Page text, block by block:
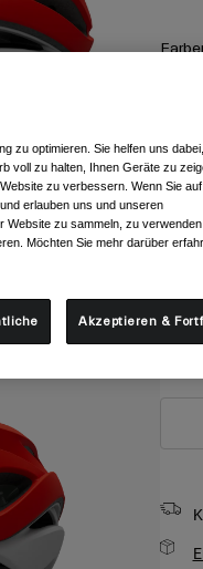
zu optimieren. Sie helfen uns
voll zu halten, Ihnen Geräte zu
zu verbessern. Wenn Sie auf
erlauben uns und unseren
Website zu sammeln, zu
Möchten Sie mehr darüber
Akzeptieren &